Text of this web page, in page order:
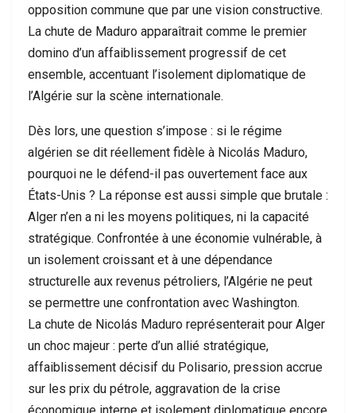
opposition commune que par une vision constructive.
La chute de Maduro apparaîtrait comme le premier
domino d’un affaiblissement progressif de cet
ensemble, accentuant l’isolement diplomatique de
l’Algérie sur la scène internationale.
Dès lors, une question s’impose : si le régime
algérien se dit réellement fidèle à Nicolás Maduro,
pourquoi ne le défend-il pas ouvertement face aux
États-Unis ? La réponse est aussi simple que brutale :
Alger n’en a ni les moyens politiques, ni la capacité
stratégique. Confrontée à une économie vulnérable, à
un isolement croissant et à une dépendance
structurelle aux revenus pétroliers, l’Algérie ne peut
se permettre une confrontation avec Washington.
La chute de Nicolás Maduro représenterait pour Alger
un choc majeur : perte d’un allié stratégique,
affaiblissement décisif du Polisario, pression accrue
sur les prix du pétrole, aggravation de la crise